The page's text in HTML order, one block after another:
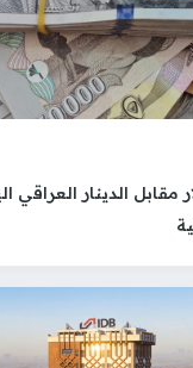
مقابل الدينار العراقي